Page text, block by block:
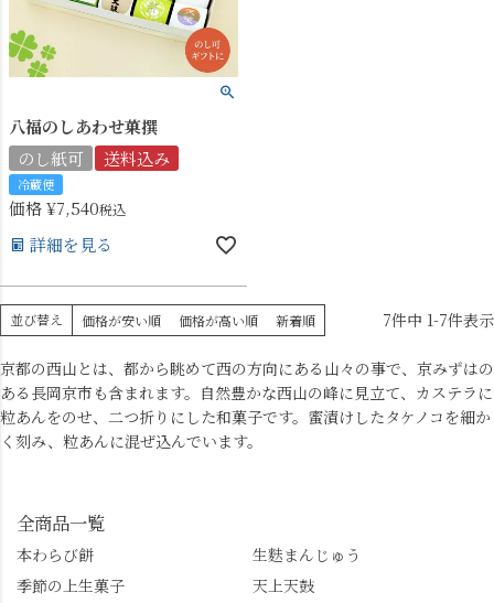
八福のしあわせ菓撰
のし紙可
送料込み
冷蔵便
価格¥7,540税込
詳細を見る
並び替え 価格が安い順 価格が高い順 新着順 7件中 1-7件表示
京都の西山とは、都から眺めて西の方向にある山々の事で、京みずはの
ある長岡京市も含まれます。自然豊かな西山の峰に見立て、カステラに
粒あんをのせ、二つ折りにした和菓子です。蜜漬けしたタケノコを細か
く刻み、粒あんに混ぜ込んでいます。
全商品一覧
本わらび餅
生麩まんじゅう
季節の上生菓子
天上天鼓